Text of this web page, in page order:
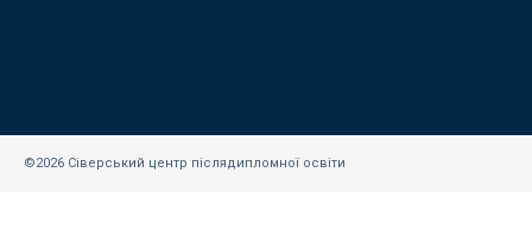
©2026 Сіверський центр післядипломної освіти